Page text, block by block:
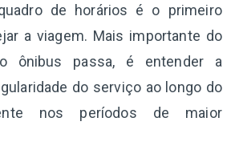
de horários é o primeiro
a viagem. Mais importante do
ônibus passa, é entender a
do serviço ao longo do
nos períodos de maior